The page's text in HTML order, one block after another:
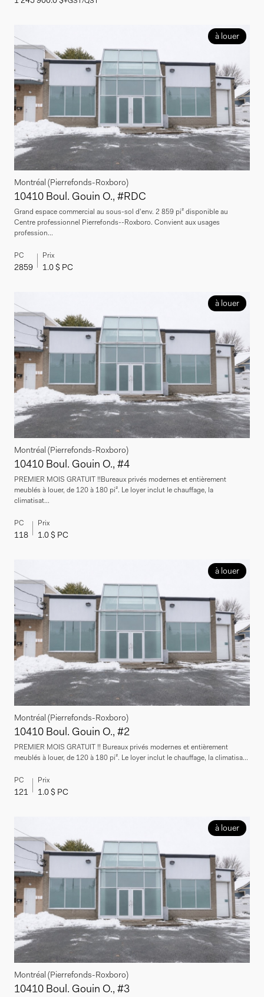
à louer
Montréal (Pierrefonds-Roxboro)
10410 Boul. Gouin O., #RDC
Grand espace commercial au sous-sol d'env. 2 859 pi² disponible au
Centre professionnel Pierrefonds--Roxboro. Convient aux usages
profession...
PC
2859
Prix
1.0 $ PC
à louer
Montréal (Pierrefonds-Roxboro)
10410 Boul. Gouin O., #4
PREMIER MOIS GRATUIT !!Bureaux privés modernes et entièrement
meublés à louer, de 120 à 180 pi². Le loyer inclut le chauffage, la
climatisat...
PC
118
Prix
1.0 $ PC
à louer
Montréal (Pierrefonds-Roxboro)
10410 Boul. Gouin O., #2
PREMIER MOIS GRATUIT !! Bureaux privés modernes et entièrement
meublés à louer, de 120 à 180 pi². Le loyer inclut le chauffage, la climatisa...
PC
121
Prix
1.0 $ PC
à louer
Montréal (Pierrefonds-Roxboro)
10410 Boul. Gouin O., #3